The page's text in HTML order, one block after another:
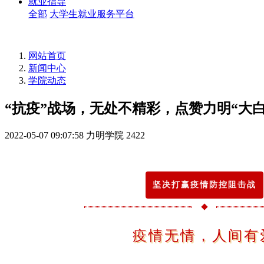
全部 大学生就业服务平台
网站首页
新闻中心
学院动态
“抗疫”战场，无处不精彩，点赞力明“大
2022-05-07 09:07:58 力明学院 2422
坚决打赢疫情防控阻击战
疫情无情，人间有